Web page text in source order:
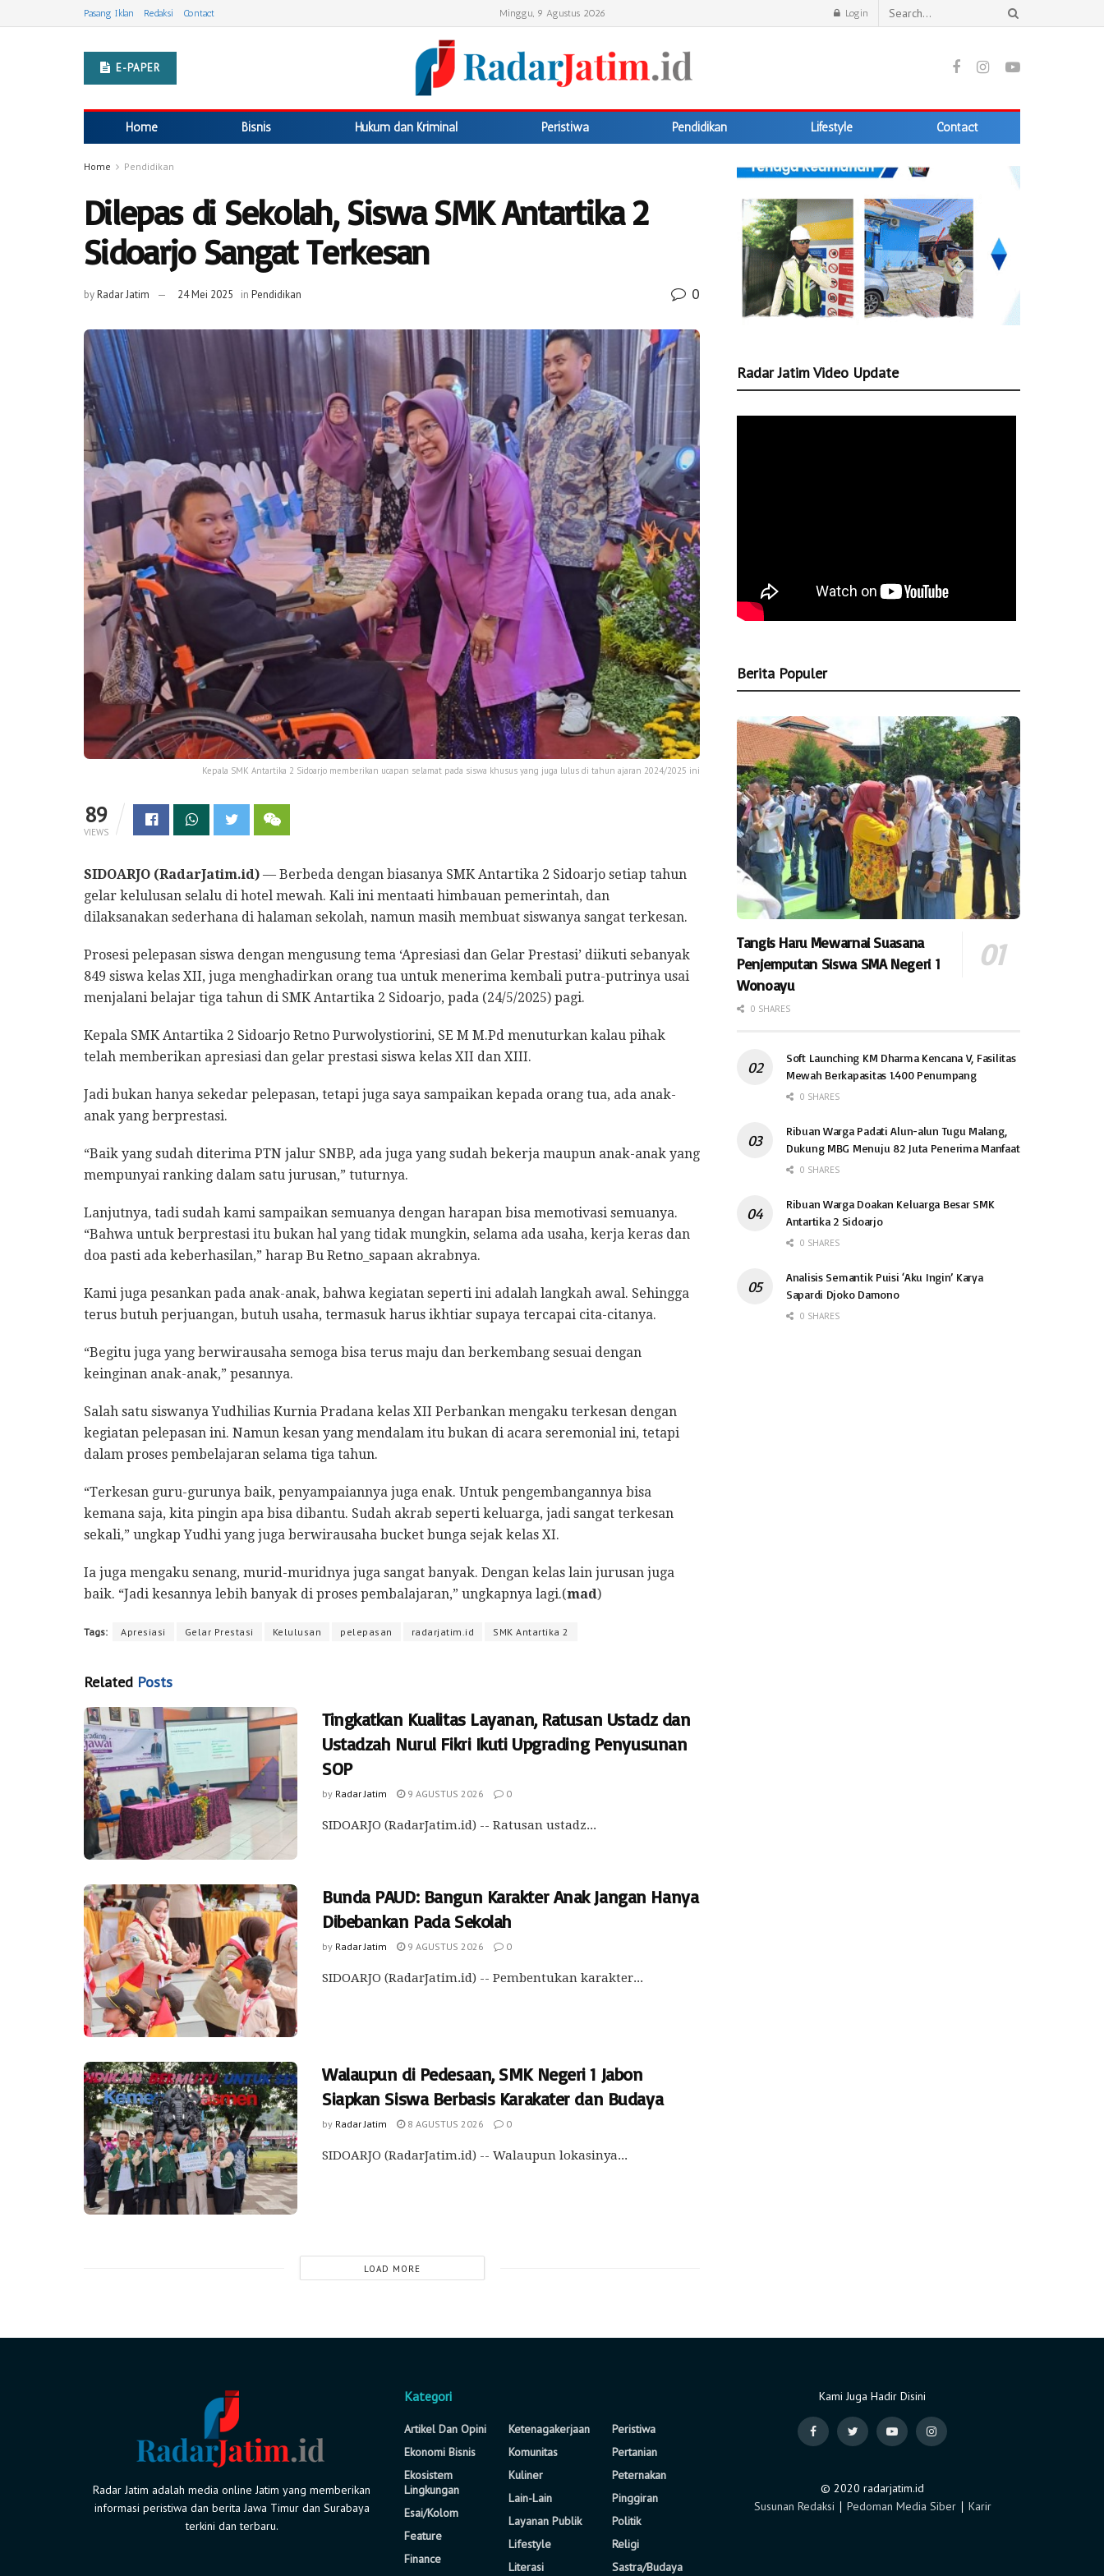
Pasang Iklan Redaksi Contact Minggu, 9 Agustus 2026 Login
E-PAPER
Home Bisnis Hukum dan Kriminal Peristiwa Pendidikan Lifestyle Contact
Home Pendidikan
Dilepas di Sekolah, Siswa SMK Antartika 2
Sidoarjo Sangat Terkesan
byRadar Jatim 24 Mei 2025 in Pendidikan 0
Kepala SMK Antartika 2 Sidoarjo memberikan ucapan selamat pada siswa khusus yang juga lulus di tahun ajaran 2024/2025 ini
89
VIEWS
SIDOARJO (RadarJatim.id) — Berbeda dengan biasanya SMK Antartika 2 Sidoarjo setiap tahun
gelar kelulusan selalu di hotel mewah. Kali ini mentaati himbauan pemerintah, dan
dilaksanakan sederhana di halaman sekolah, namun masih membuat siswanya sangat terkesan.
Prosesi pelepasan siswa dengan mengusung tema ‘Apresiasi dan Gelar Prestasi’ diikuti sebanyak
849 siswa kelas XII, juga menghadirkan orang tua untuk menerima kembali putra-putrinya usai
menjalani belajar tiga tahun di SMK Antartika 2 Sidoarjo, pada (24/5/2025) pagi.
Kepala SMK Antartika 2 Sidoarjo Retno Purwolystiorini, SE M M.Pd menuturkan kalau pihak
telah memberikan apresiasi dan gelar prestasi siswa kelas XII dan XIII.
Jadi bukan hanya sekedar pelepasan, tetapi juga saya sampaikan kepada orang tua, ada anak-
anak yang berprestasi.
“Baik yang sudah diterima PTN jalur SNBP, ada juga yang sudah bekerja maupun anak-anak yang
mempunyai ranking dalam satu jurusan,” tuturnya.
Lanjutnya, tadi sudah kami sampaikan semuanya dengan harapan bisa memotivasi semuanya.
“Bahwa untuk berprestasi itu bukan hal yang tidak mungkin, selama ada usaha, kerja keras dan
doa pasti ada keberhasilan,” harap Bu Retno_sapaan akrabnya.
Kami juga pesankan pada anak-anak, bahwa kegiatan seperti ini adalah langkah awal. Sehingga
terus butuh perjuangan, butuh usaha, termasuk harus ikhtiar supaya tercapai cita-citanya.
“Begitu juga yang berwirausaha semoga bisa terus maju dan berkembang sesuai dengan
keinginan anak-anak,” pesannya.
Salah satu siswanya Yudhilias Kurnia Pradana kelas XII Perbankan mengaku terkesan dengan
kegiatan pelepasan ini. Namun kesan yang mendalam itu bukan di acara seremonial ini, tetapi
dalam proses pembelajaran selama tiga tahun.
“Terkesan guru-gurunya baik, penyampaiannya juga enak. Untuk pengembangannya bisa
kemana saja, kita pingin apa bisa dibantu. Sudah akrab seperti keluarga, jadi sangat terkesan
sekali,” ungkap Yudhi yang juga berwirausaha bucket bunga sejak kelas XI.
Ia juga mengaku senang, murid-muridnya juga sangat banyak. Dengan kelas lain jurusan juga
baik. “Jadi kesannya lebih banyak di proses pembalajaran,” ungkapnya lagi.(mad)
Tags: Apresiasi Gelar Prestasi Kelulusan pelepasan radarjatim.id SMK Antartika 2
Related Posts
Tingkatkan Kualitas Layanan, Ratusan Ustadz dan
Ustadzah Nurul Fikri Ikuti Upgrading Penyusunan
SOP
by Radar Jatim 9 AGUSTUS 2026 0
SIDOARJO (RadarJatim.id) -- Ratusan ustadz...
Bunda PAUD: Bangun Karakter Anak Jangan Hanya
Dibebankan Pada Sekolah
by Radar Jatim 9 AGUSTUS 2026 0
SIDOARJO (RadarJatim.id) -- Pembentukan karakter...
Walaupun di Pedesaan, SMK Negeri 1 Jabon
Siapkan Siswa Berbasis Karakater dan Budaya
by Radar Jatim 8 AGUSTUS 2026 0
SIDOARJO (RadarJatim.id) -- Walaupun lokasinya...
LOAD MORE
Radar Jatim Video Update
Berita Populer
Tangis Haru Mewarnai Suasana
Penjemputan Siswa SMA Negeri 1
Wonoayu
0 SHARES
Soft Launching KM Dharma Kencana V, Fasilitas
Mewah Berkapasitas 1.400 Penumpang
0 SHARES
Ribuan Warga Padati Alun-alun Tugu Malang,
Dukung MBG Menuju 82 Juta Penerima Manfaat
0 SHARES
Ribuan Warga Doakan Keluarga Besar SMK
Antartika 2 Sidoarjo
0 SHARES
Analisis Semantik Puisi ‘Aku Ingin’ Karya
Sapardi Djoko Damono
0 SHARES
Radar Jatim adalah media online Jatim yang memberikan
informasi peristiwa dan berita Jawa Timur dan Surabaya
terkini dan terbaru.
Kategori
Artikel Dan Opini
Ekonomi Bisnis
Ekosistem
Lingkungan
Esai/Kolom
Feature
Finance
Ketenagakerjaan
Komunitas
Kuliner
Lain-Lain
Layanan Publik
Lifestyle
Literasi
Peristiwa
Pertanian
Peternakan
Pinggiran
Politik
Religi
Sastra/Budaya
Kami Juga Hadir Disini
© 2020 radarjatim.id
Susunan Redaksi ∣ Pedoman Media Siber∣ Karir